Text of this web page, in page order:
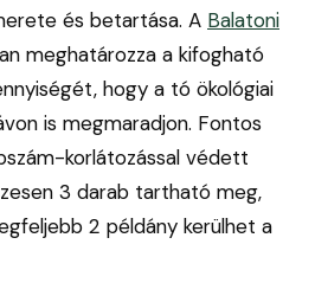
és betartása. A Balatoni
meghatározza a kifogható
hogy a tó ökológiai
is megmaradjon. Fontos
korlátozással védett
3 darab tartható meg,
2 példány kerülhet a